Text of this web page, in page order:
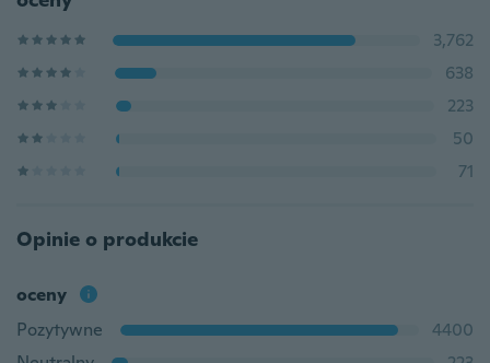
3,762
638
223
50
71
Opinie o produkcie
oceny
Pozytywne
4400